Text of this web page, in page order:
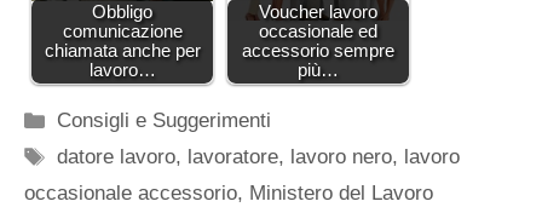
Obbligo
comunicazione
chiamata anche per
lavoro…
Voucher lavoro
occasionale ed
accessorio sempre
più…
Categorie
Consigli e Suggerimenti
Tag
datore lavoro, lavoratore, lavoro nero, lavoro
occasionale accessorio, Ministero del Lavoro